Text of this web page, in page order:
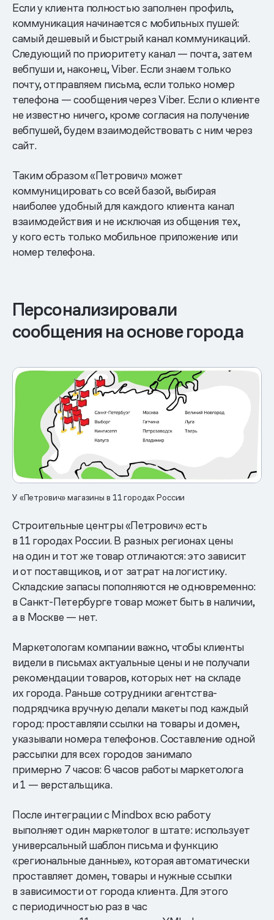
Если у клиента полностью заполнен профиль,
коммуникация начинается с мобильных пушей:
самый дешевый и быстрый канал коммуникаций.
Следующий по приоритету канал — почта, затем
вебпуши и, наконец, Viber. Если знаем только
почту, отправляем письма, если только номер
телефона — сообщения через Viber. Если о клиенте
не известно ничего, кроме согласия на получение
вебпушей, будем взаимодействовать с ним через
сайт.
Таким образом «Петрович» может
коммуницировать со всей базой, выбирая
наиболее удобный для каждого клиента канал
взаимодействия и не исключая из общения тех,
у кого есть только мобильное приложение или
номер телефона.
Персонализировали
сообщения на основе города
У «Петрович» магазины в 11 городах России
Строительные центры «Петрович» есть
в 11 городах России. В разных регионах цены
на один и тот же товар отличаются: это зависит
и от поставщиков, и от затрат на логистику.
Складские запасы пополняются не одновременно:
в Санкт-Петербурге товар может быть в наличии,
а в Москве — нет.
Маркетологам компании важно, чтобы клиенты
видели в письмах актуальные цены и не получали
рекомендации товаров, которых нет на складе
их города. Раньше сотрудники агентства-
подрядчика вручную делали макеты под каждый
город: проставляли ссылки на товары и домен,
указывали номера телефонов. Составление одной
рассылки для всех городов занимало
примерно 7 часов: 6 часов работы маркетолога
и 1 — верстальщика.
После интеграции с Mindbox всю работу
выполняет один маркетолог в штате: использует
универсальный шаблон письма и функцию
«региональные данные», которая автоматически
проставляет домен, товары и нужные ссылки
в зависимости от города клиента. Для этого
с периодичностью раз в час